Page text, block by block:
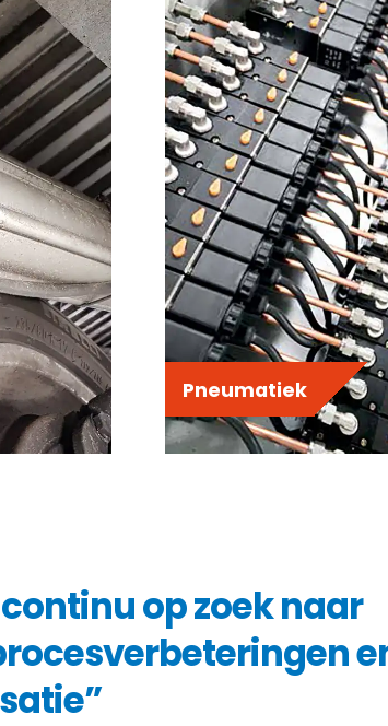
Pneumatiek
op zoek naar